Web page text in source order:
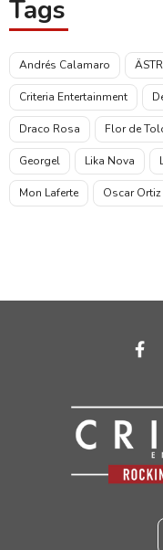
Tags
Andrés Calamaro
Criteria Entertainment
Draco Rosa Flor de
Georgel Lika Nova
Mon Laferte Oscar Ortiz
facebook-f